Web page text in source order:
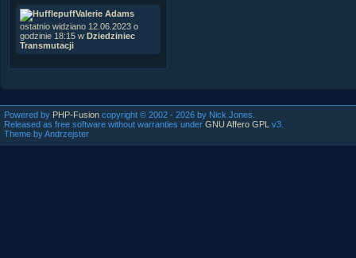
Valerie Adams
ostatnio widziano 12.06.2023 o
godzinie 18:15 w Dziedziniec
Transmutacji
Powered by PHP-Fusion copyright © 2002 - 2026 by Nick Jones.
Released as free software without warranties under GNU Affero GPL
v3.
Theme by Andrzejster